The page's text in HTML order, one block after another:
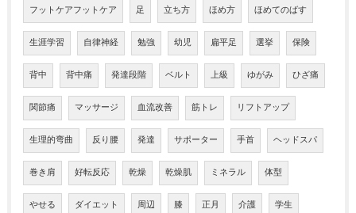
フットケアフットケア 足 立ち方 ほめ方 ほめてのばす
生涯学習 自律神経 勉強 幼児 扁平足 選挙 保険
背中 背中痛 発達段階 ベルト 上級 ゆがみ ひざ痛
関節痛 マッサージ 血流改善 筋トレ リフトアップ
生理的弯曲 反り腰 発達 サポーター 手首 ヘッドスパ
巻き肩 好転反応 乾燥 乾燥肌 ミネラル 体型
やせる ダイエット 周辺 膝 正月 介護 学生